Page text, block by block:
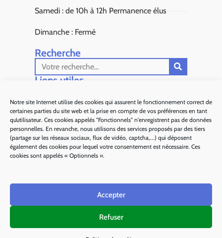
Notre site Internet utilise des cookies qui assurent le fonctionnement correct de
certaines parties du site web et la prise en compte de vos préférences en tant
qu’utilisateur. Ces cookies appelés "Fonctionnels" n'enregistrent pas de données
personnelles. En revanche, nous utilisons des services proposés par des tiers
(partage sur les réseaux sociaux, flux de vidéo, captcha,...) qui déposent
également des cookies pour lequel votre consentement est nécessaire. Ces
cookies sont appelés « Optionnels ».
Accepter
Refuser
Samedi : de 10h à 12h Permanence élus
Dimanche : Fermé
Recherche
Liens utiles​
Sous Préfecture de Grasse
Département 06
Alpes d'Azur Tourisme